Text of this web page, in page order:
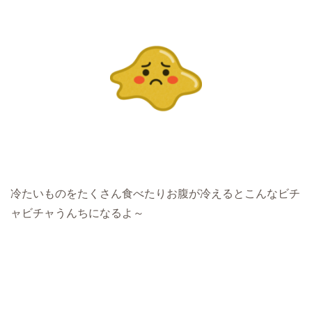
冷たいものをたくさん食べたりお腹が冷えるとこんなビチ
ャビチャうんちになるよ～